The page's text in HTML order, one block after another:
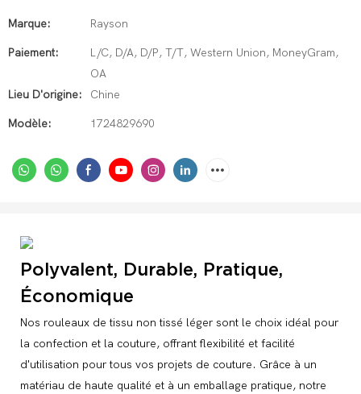
Marque: Rayson
Paiement:
L/C, D/A, D/P, T/T, Western Union, MoneyGram,
OA
Lieu D'origine:
Chine
Modèle: 1724829690
Polyvalent, Durable, Pratique,
Économique
Nos rouleaux de tissu non tissé léger sont le choix idéal pour
la confection et la couture, offrant flexibilité et facilité
d'utilisation pour tous vos projets de couture. Grâce à un
matériau de haute qualité et à un emballage pratique, notre